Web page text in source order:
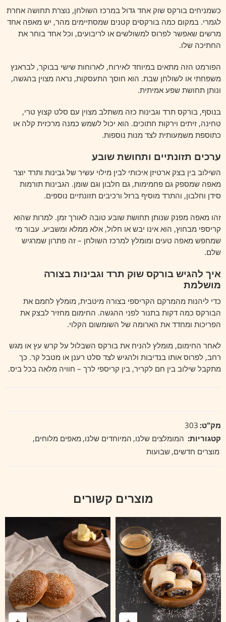
כשמניחים בורקס שוק אחד גדול במרכז השולחן, נוצרת תחושה אחרת
לגמרי. במקום כמה בורקסים קטנים שמסתיימים מהר, יש מאפה אחד
מרשים שאפשר לפרוס למשולשים או לריבועים, וכל אחד בוחר את
החתיכה שלו.
הפורמט הזה מתאים במיוחד לאירוח, לארוחות שישי בבוקר, לבראנץ
משפחתי או לשולחן שבת. הוא חוסך התעסקות, נראה מצוין בהגשה,
ונותן תחושת שפע אמיתית.
בנוסף, בורקס תרד וגבינות כזה משתלב מצוין עם סלט קצוץ טרי,
טחינה, זיתים וירקות חתוכים. הוא יכול לשמש כמנה מרכזית קלה או
כתוספת משמעותית לצד מנות נוספות.
ערכים תזונתיים ותחושת שובע
השילוב בין בצק ארטיזן איכותי לבין מילוי עשיר של גבינות ותרד יוצר
מאפה שמספק גם פחמימות, גם חלבון וגם שומן. הגבינות תורמות
סידן וחלבון, והתרד מוסיף ברזל ורכיבים תזונתיים נוספים.
זהו מאפה מפנק שנותן תחושת שובע טובה לאורך זמן. למרות שהוא
קריספי מבחוץ, הוא אינו יבש או חלול, אלא ממלא ומשביע. עבור מי
שמחפש מאפה טעים ומומלץ למרכז השולחן – זה פתרון שמרגיש
שלם.
איך להגיש בורקס שוק תרד וגבינות בצורה
מושלמת
כדי ליהנות מהמרקם הקריספי בצורה מיטבית, מומלץ לחמם את
הבורקס כמה דקות בתנור לפני ההגשה. החימום מחזיר לבצק את
הפריכות ומחדד את הארומה של השומשום הקלוי.
לאחר החימום, מומלץ להניח את בורקס השבלול על קרש עץ או מגש
רחב, לפרוס אותו בנדיבות ולהגיש לצד סלט רענן או מטבל קר. כך
מתקבל שילוב בין חם לקריר, בין קריספי לרך – חוויה מלאה בכל ביס.
מק"ט: 303
קטגוריות: המומלצים שלנו, המיוחדים שלנו, מאפים מלוחים,
מוצרים חדשים, שבועות
מוצרים קשורים